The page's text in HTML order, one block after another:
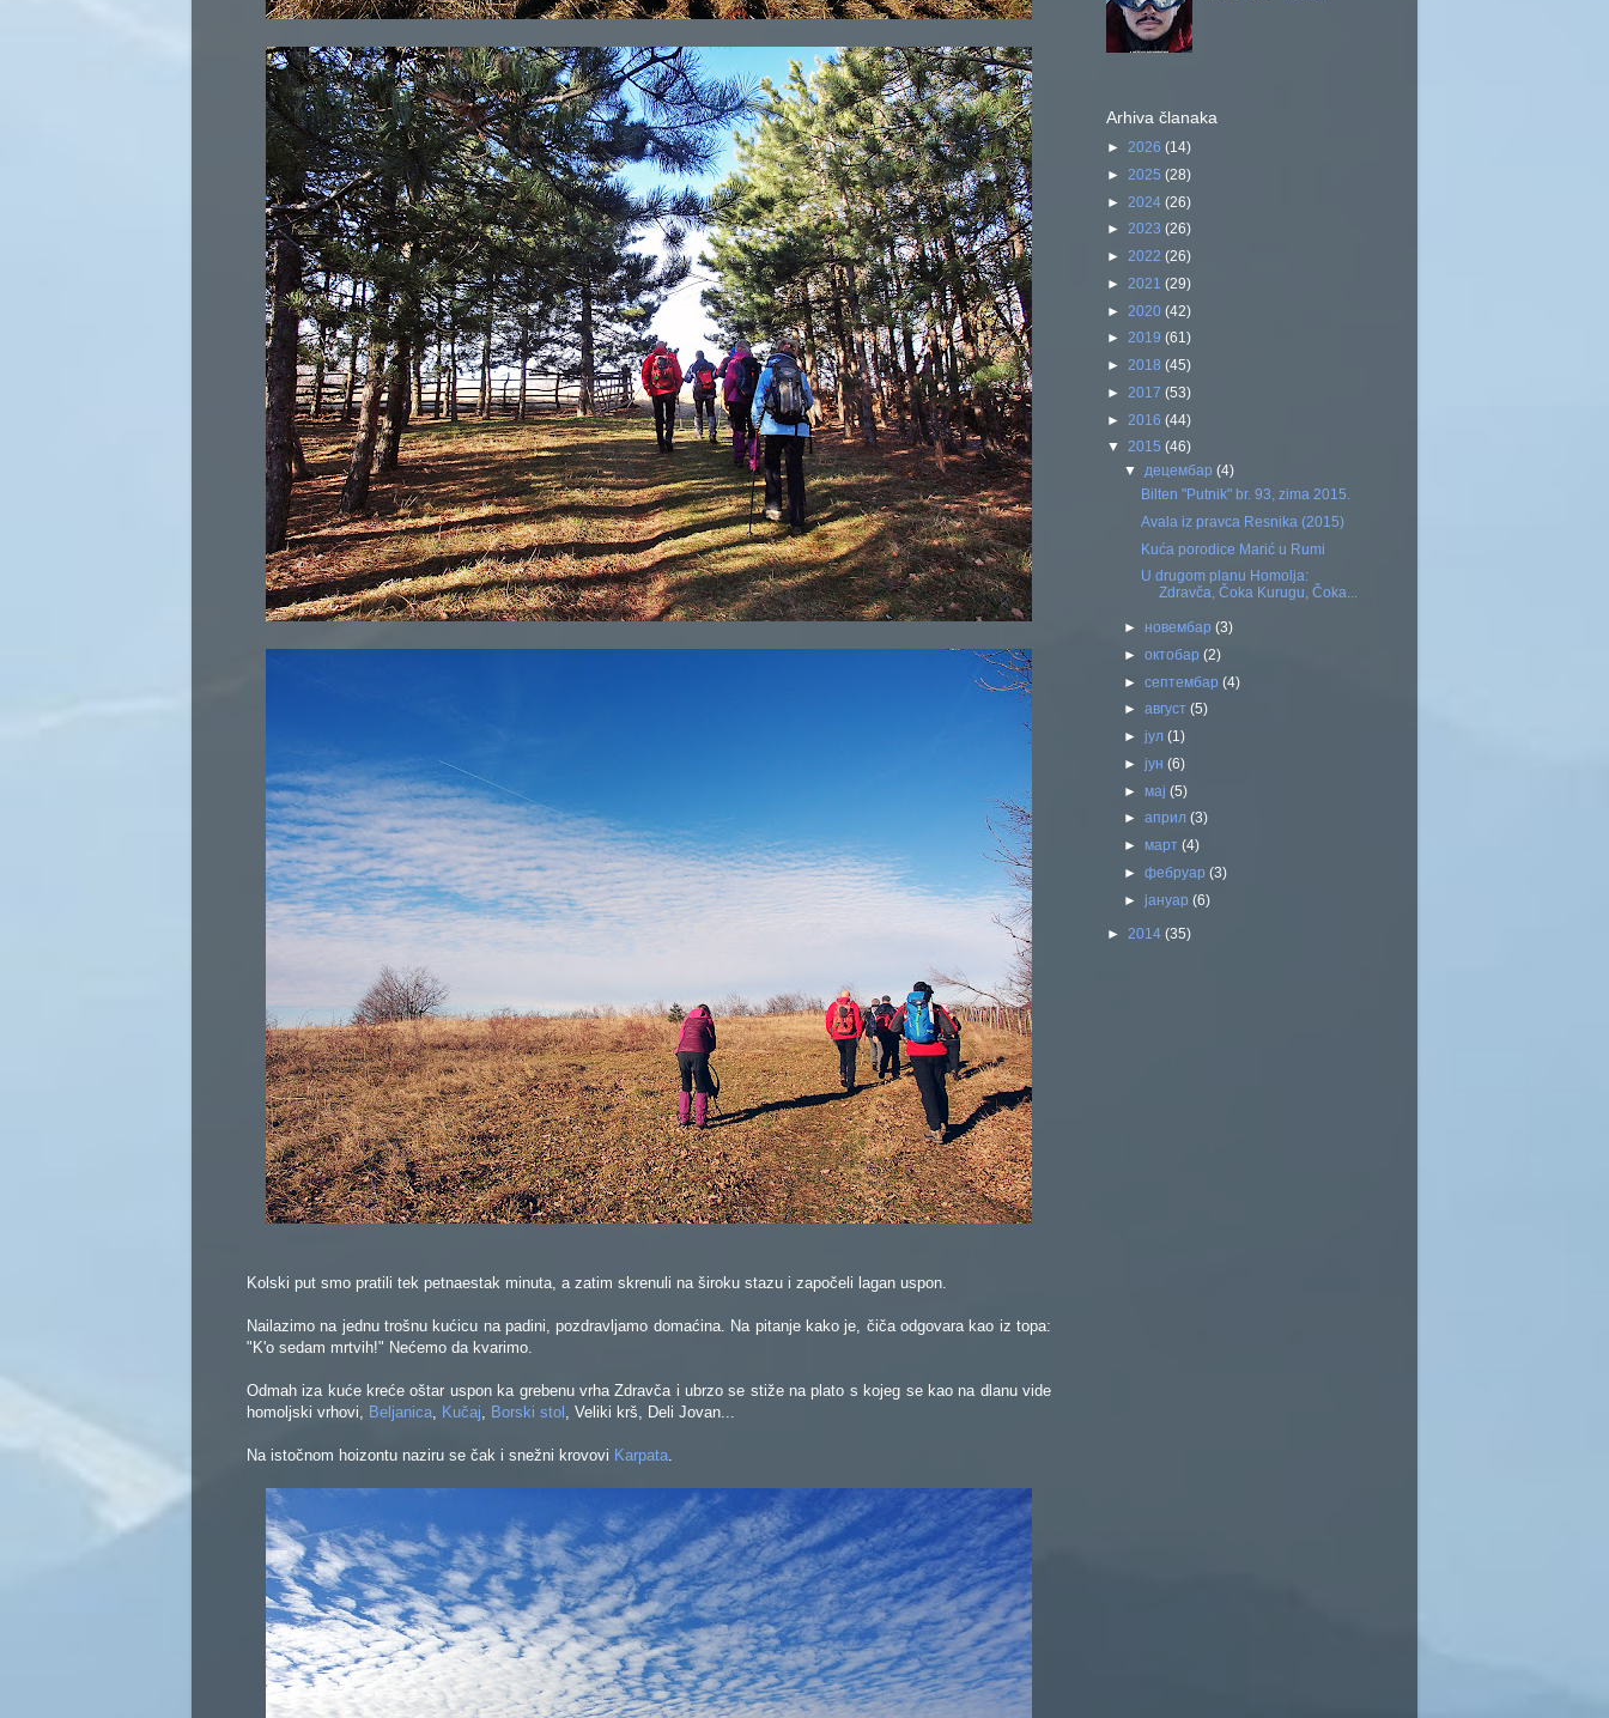
Kolski put smo pratili tek petnaestak minuta, a zatim skrenuli na široku stazu i započeli lagan uspon.
Nailazimo na jednu trošnu kućicu na padini, pozdravljamo domaćina. Na pitanje kako je, čiča odgovara kao iz topa:
"K'o sedam mrtvih!" Nećemo da kvarimo.
Odmah iza kuće kreće oštar uspon ka grebenu vrha Zdravča i ubrzo se stiže na plato s kojeg se kao na dlanu vide
homoljski vrhovi, Beljanica, Kučaj, Borski stol , Veliki krš, Deli Jovan...
Na istočnom hoizontu naziru se čak i snežni krovovi Karpata.
Arhiva članaka
► 2026 (14)
► 2025 (28)
► 2024 (26)
► 2023 (26)
► 2022 (26)
► 2021 (29)
► 2020 (42)
► 2019 (61)
► 2018 (45)
► 2017 (53)
► 2016 (44)
▼ 2015 (46)
▼ децембар(4)
Bilten "Putnik" br. 93, zima 2015.
Avala iz pravca Resnika (2015)
Kuća porodice Marić u Rumi
U drugom planu Homolja:
Zdravča, Čoka Kurugu, Čoka...
► новембар(3)
►октобар(2)
►септембар(4)
►август(5)
►јул(1)
►јун(6)
► мај(5)
►април(3)
► март(4)
►фебруар(3)
►јануар(6)
► 2014 (35)